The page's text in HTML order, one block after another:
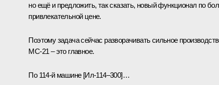
но ещё и предложить, так сказать, новый функционал по
привлекательной цене.
Поэтому задача сейчас разворачивать сильное
МС-21 – это главное.
По 114-й машине [Ил-114–300]…